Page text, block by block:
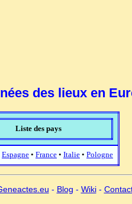
des lieux en
Liste des pays
Espagne • France • Italie • Pologne
- Blog - Wiki-